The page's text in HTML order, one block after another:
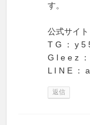
す。
公式サイ
T G ： y 5
G l e e z
L I N E ：
返信